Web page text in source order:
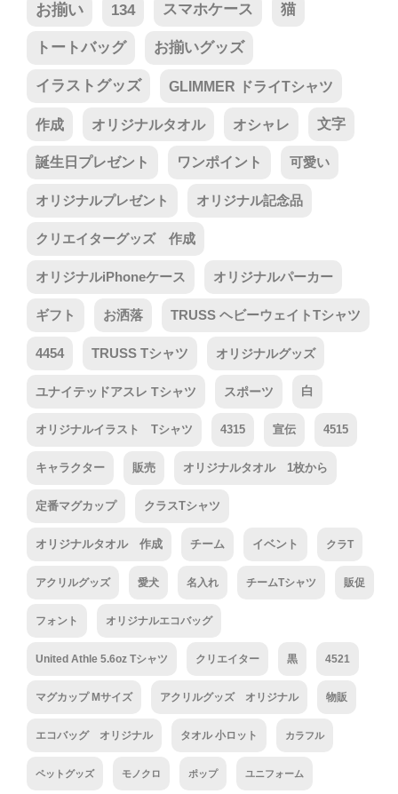
お揃い 134 スマホケース 猫
トートバッグ お揃いグッズ
イラストグッズ GLIMMER ドライTシャツ
作成 オリジナルタオル オシャレ 文字
誕生日プレゼント ワンポイント 可愛い
オリジナルプレゼント オリジナル記念品
クリエイターグッズ 作成
オリジナルiPhoneケース オリジナルパーカー
ギフト お洒落 TRUSS ヘビーウェイトTシャツ
4454 TRUSS Tシャツ オリジナルグッズ
ユナイテッドアスレ Tシャツ スポーツ 白
オリジナルイラスト Tシャツ 4315 宣伝 4515
キャラクター 販売 オリジナルタオル 1枚から
定番マグカップ クラスTシャツ
オリジナルタオル 作成 チーム イベント クラT
アクリルグッズ 愛犬 名入れ チームTシャツ 販促
フォント オリジナルエコバッグ
United Athle 5.6oz Tシャツ クリエイター 黒 4521
マグカップ Mサイズ アクリルグッズ オリジナル 物販
エコバッグ オリジナル タオル 小ロット カラフル
ペットグッズ モノクロ ポップ ユニフォーム